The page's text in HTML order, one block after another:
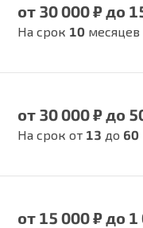
от 30 000 ₽ до
На срок 10месяцев
от 30 000 ₽ до
На срок от 13 до 60
от 15 000 ₽ до